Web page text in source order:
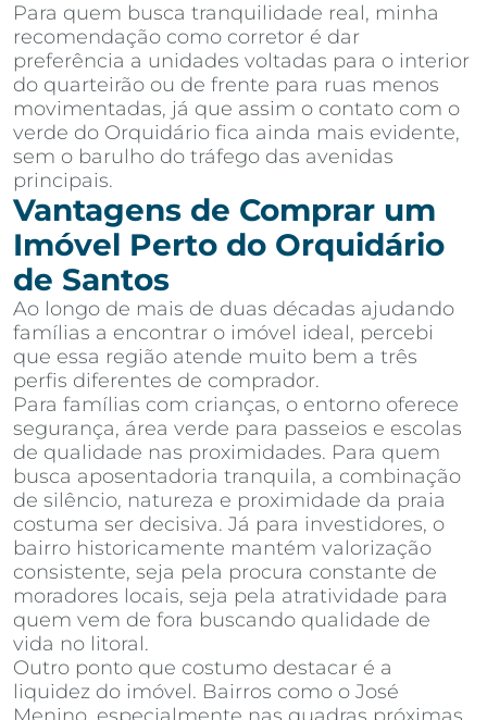
Para quem busca tranquilidade real, minha
recomendação como corretor é dar
preferência a unidades voltadas para o interior
do quarteirão ou de frente para ruas menos
movimentadas, já que assim o contato com o
verde do Orquidário fica ainda mais evidente,
sem o barulho do tráfego das avenidas
principais.
Vantagens de Comprar um
Imóvel Perto do Orquidário
de Santos
Ao longo de mais de duas décadas ajudando
famílias a encontrar o imóvel ideal, percebi
que essa região atende muito bem a três
perfis diferentes de comprador.
Para famílias com crianças, o entorno oferece
segurança, área verde para passeios e escolas
de qualidade nas proximidades. Para quem
busca aposentadoria tranquila, a combinação
de silêncio, natureza e proximidade da praia
costuma ser decisiva. Já para investidores, o
bairro historicamente mantém valorização
consistente, seja pela procura constante de
moradores locais, seja pela atratividade para
quem vem de fora buscando qualidade de
vida no litoral.
Outro ponto que costumo destacar é a
liquidez do imóvel. Bairros como o José